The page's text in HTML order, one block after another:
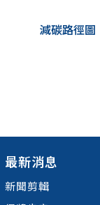
減碳路徑圖
最新消息
新聞剪輯